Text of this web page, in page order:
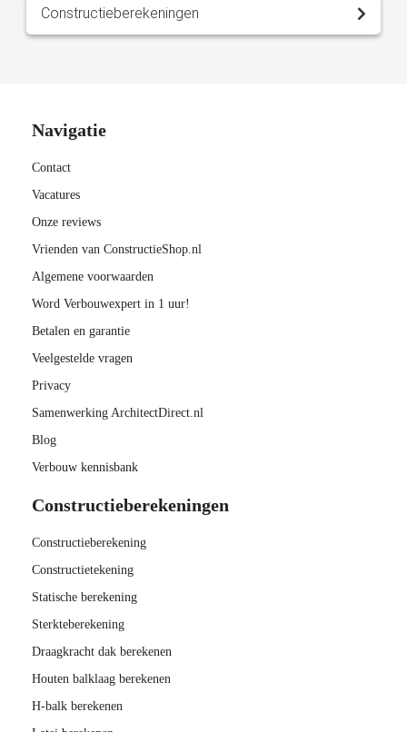
Constructieberekeningen
Navigatie
Contact
Vacatures
Onze reviews
Vrienden van ConstructieShop.nl
Algemene voorwaarden
Word Verbouwexpert in 1 uur!
Betalen en garantie
Veelgestelde vragen
Privacy
Samenwerking ArchitectDirect.nl
Blog
Verbouw kennisbank
Constructieberekeningen
Constructieberekening
Constructietekening
Statische berekening
Sterkteberekening
Draagkracht dak berekenen
Houten balklaag berekenen
H-balk berekenen